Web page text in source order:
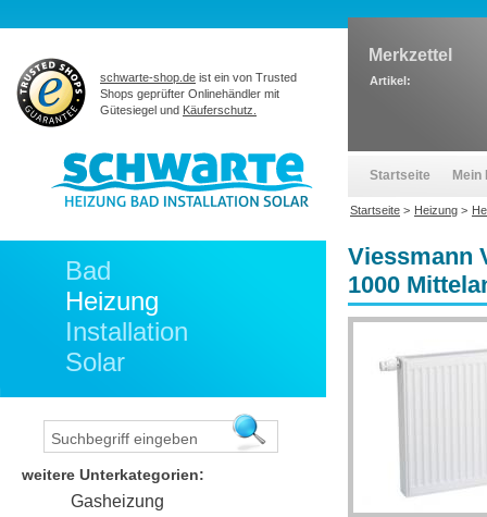
Viessmann
1000
Bad
Heizung
Installation
Solar
weitere Unterkategorien:
Gasheizung
schwarte-shop.de ist ein von Trusted
Shops geprüfter Onlinehändler mit
Gütesiegel und Käuferschutz.
Merkzettel
Artikel:
Startseite Mein
Startseite > Heizung >